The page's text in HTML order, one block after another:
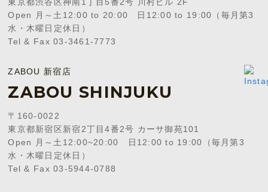
Open 月～土12:00 to 20:00 日12:00 to 19:00（毎月第3
水・木曜日定休日）
Tel & Fax 03-3461-7773
ZABOU 新宿店
ZABOU SHINJUKU
〒160-0022
東京都新宿区新宿2丁目4番2号 カーサ御苑101
Open 月～土12:00~20:00 日12:00 to 19:00（毎月第3
水・木曜日定休日）
Tel & Fax 03-5944-0788